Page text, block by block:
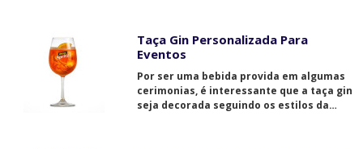
Taça Gin Personalizada Para
Eventos
Por ser uma bebida provida em algumas
cerimonias, é interessante que a taça gin
seja decorada seguindo os estilos da